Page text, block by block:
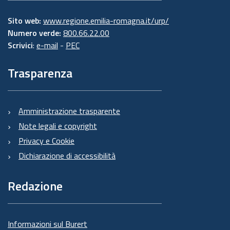
Sito web: www.regione.emilia-romagna.it/urp/
Numero verde: 800.66.22.00
Scrivici: e-mail - PEC
Trasparenza
Amministrazione trasparente
Note legali e copyright
Privacy e Cookie
Dichiarazione di accessibilità
Redazione
Informazioni sul Burert